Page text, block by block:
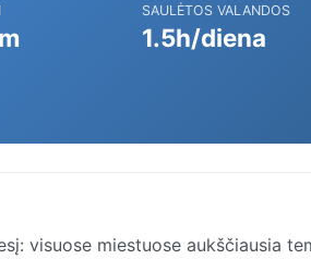
SAULĖTOS VALANDOS
1.5h/diena
visuose miestuose aukščiausia